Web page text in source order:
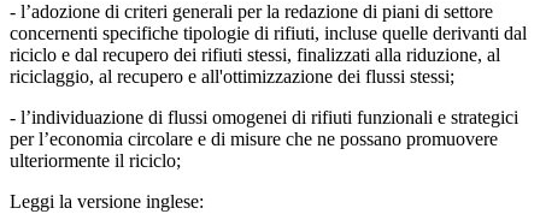
- l’adozione di criteri generali per la redazione di piani di settore
concernenti specifiche tipologie di rifiuti, incluse quelle derivanti dal
riciclo e dal recupero dei rifiuti stessi, finalizzati alla riduzione, al
riciclaggio, al recupero e all'ottimizzazione dei flussi stessi;
- l’individuazione di flussi omogenei di rifiuti funzionali e strategici
per l’economia circolare e di misure che ne possano promuovere
ulteriormente il riciclo;
Leggi la versione inglese: